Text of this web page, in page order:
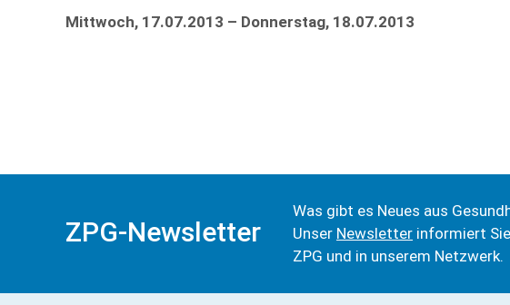
Mittwoch, 17.07.2013 – Donnerstag, 18.07.2013
ZPG-Newsletter
Was gibt es Neues aus
Unser Newsletter informiert
ZPG und in unserem Netzwerk.